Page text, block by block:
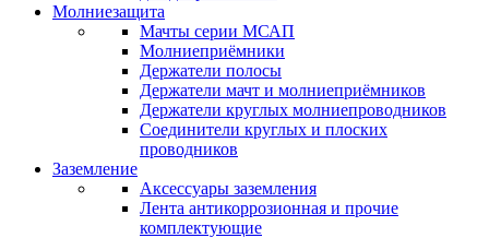
Молниезащита
Мачты серии МСАП
Молниеприёмники
Держатели полосы
Держатели мачт и молниеприёмников
Держатели круглых молниепроводников
Cоединители круглых и плоских
проводников
Заземление
Аксессуары заземления
Лента антикоррозионная и прочие
комплектующие